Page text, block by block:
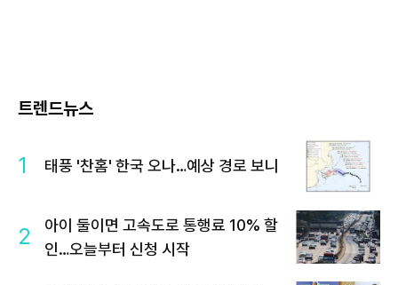
트렌드뉴스
1 태풍 '찬홈' 한국 오나…예상 경로 보니
2
아이 둘이면 고속도로 통행료 10% 할
인…오늘부터 신청 시작